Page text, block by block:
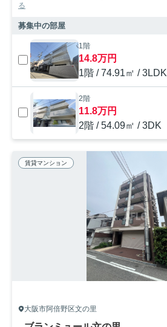
る
募集中の部屋
1階
14.8万円
1階 / 74.91㎡ / 3LDK
2階
11.8万円
2階 / 54.09㎡ / 3DK
賃貸マンション
大阪市阿倍野区文の里